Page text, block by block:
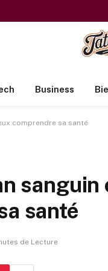
Business
comprendre sa santé
sanguin
santé
de Lecture